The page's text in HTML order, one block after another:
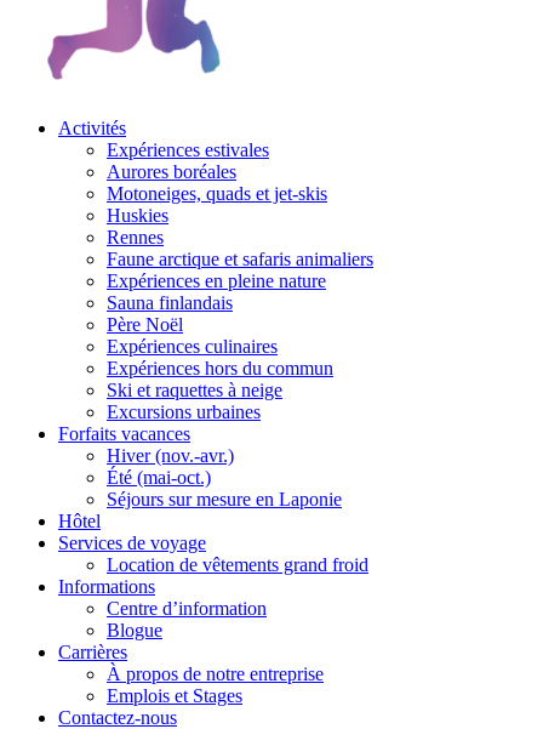
Activités
Expériences estivales
Aurores boréales
Motoneiges, quads et jet-skis
Huskies
Rennes
Faune arctique et safaris animaliers
Expériences en pleine nature
Sauna finlandais
Père Noël
Expériences culinaires
Expériences hors du commun
Ski et raquettes à neige
Excursions urbaines
Forfaits vacances
Hiver (nov.-avr.)
Été (mai-oct.)
Séjours sur mesure en Laponie
Hôtel
Services de voyage
Location de vêtements grand froid
Informations
Centre d’information
Blogue
Carrières
À propos de notre entreprise
Emplois et Stages
Contactez-nous